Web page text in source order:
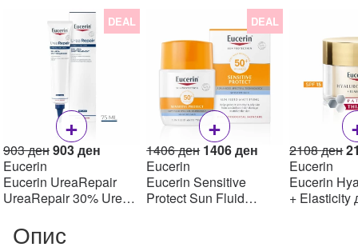
DEAL
+
903денOriginal
was:
903 ден.
903ден
is:
903 ден.
Eucerin
Eucerin UreaRepair
UreaRepair 30% Urea
30% уреа 75 мл
DEAL
+
1406ден Original
was:
1406 ден.
1406ден Current
1406 ден.
Eucerin
Eucerin Sensitive
Protect Sun Fluid
2108ден
Eucerin
Eucerin
+ Elasticity
Опис